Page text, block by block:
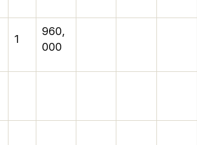
1
960,
000